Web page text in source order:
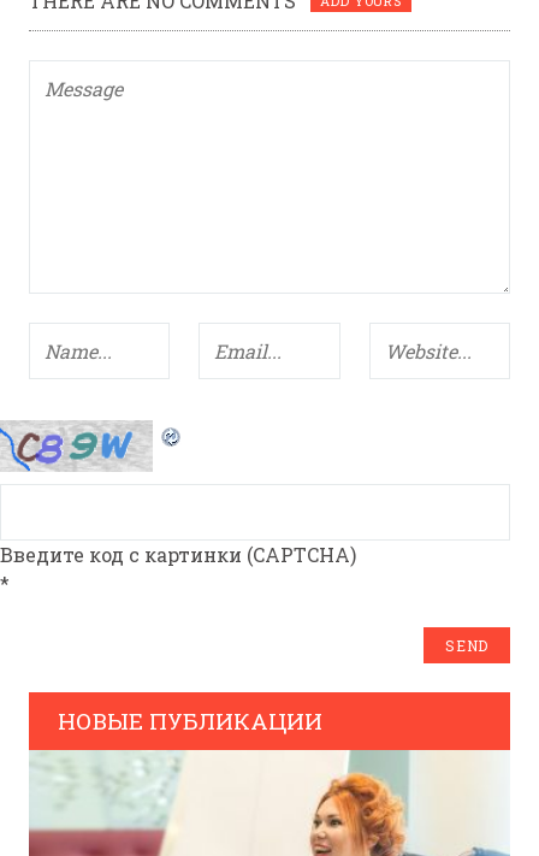
Введите код с картинки (CAPTCHA)
*
НОВЫЕ ПУБЛИКАЦИИ